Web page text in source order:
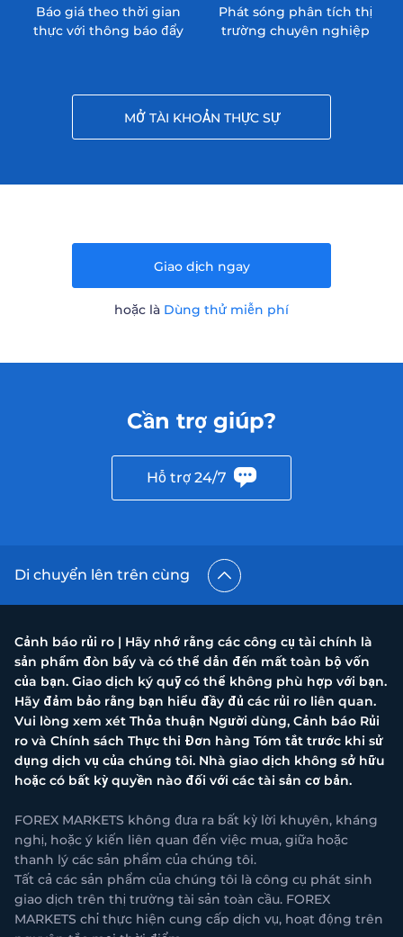
Báo giá theo thời gian
thực với thông báo đẩy
Phát sóng phân tích thị
trường chuyên nghiệp
MỞ TÀI KHOẢN THỰC SỰ
Giao dịch ngay
hoặc là Dùng thử miễn phí
Cần trợ giúp?
Hỗ trợ 24/7
Di chuyển lên trên cùng
Cảnh báo rủi ro | Hãy nhớ rằng các công cụ tài chính là
sản phẩm đòn bẩy và có thể dẫn đến mất toàn bộ vốn
của bạn. Giao dịch ký quỹ có thể không phù hợp với bạn.
Hãy đảm bảo rằng bạn hiểu đầy đủ các rủi ro liên quan.
Vui lòng xem xét Thỏa thuận Người dùng, Cảnh báo Rủi
ro và Chính sách Thực thi Đơn hàng Tóm tắt trước khi sử
dụng dịch vụ của chúng tôi. Nhà giao dịch không sở hữu
hoặc có bất kỳ quyền nào đối với các tài sản cơ bản.
FOREX MARKETS không đưa ra bất kỳ lời khuyên, kháng
nghị, hoặc ý kiến liên quan đến việc mua, giữa hoặc
thanh lý các sản phẩm của chúng tôi.
Tất cả các sản phẩm của chúng tôi là công cụ phát sinh
giao dịch trên thị trường tài sản toàn cầu. FOREX
MARKETS chỉ thực hiện cung cấp dịch vụ, hoạt động trên